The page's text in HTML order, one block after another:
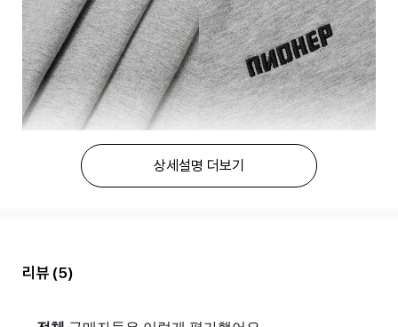
상세설명 더보기
리뷰 (5)